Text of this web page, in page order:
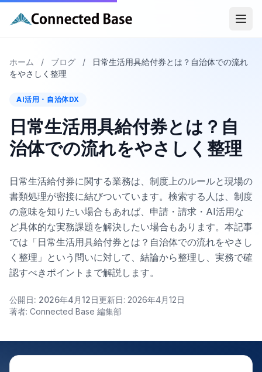
ホーム / ブログ /
日常生活用具給付券とは？自治体での流れ
をやさしく整理
AI活用・自治体DX
日常生活用具給付券とは？自
治体での流れをやさしく整理
日常生活給付券に関する業務は、制度上のルールと現場の
書類処理が密接に結びついています。検索する人は、制度
の意味を知りたい場合もあれば、申請・請求・AI活用な
ど具体的な実務課題を解決したい場合もあります。本記事
では「日常生活用具給付券とは？自治体での流れをやさし
く整理」という問いに対して、結論から整理し、実務で確
認すべきポイントまで解説します。
公開日: 2026年4月12日更新日: 2026年4月12日
著者: Connected Base 編集部